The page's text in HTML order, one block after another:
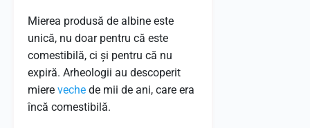
Mierea produsă de albine este
unică, nu doar pentru că este
comestibilă, ci și pentru că nu
expiră. Arheologii au descoperit
miere veche de mii de ani, care era
încă comestibilă.